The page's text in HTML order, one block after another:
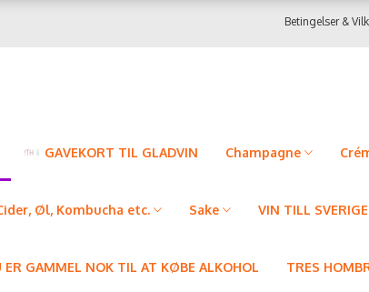
Betingelser &
GAVEKORT TIL GLADVIN Champagne
Øl, Kombucha etc. Sake VIN TILL SVERIGE
GAMMEL NOK TIL AT KØBE ALKOHOL TRES